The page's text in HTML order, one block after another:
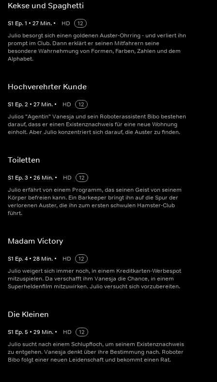
Kekse und Spaghetti
S1 Ep.1 • 27 Min. • HD
12
Julio besorgt sich einen goldenen Auster-Ohrring - und verliert ihn
prompt im Club. Dann erklärt er seinen Mitfahrern seine
besondere Wahrnehmung von Formen, Farben, Zahlen und dem
Alphabet.
Hochverehrter Kunde
S1 Ep.2 • 27 Min. • HD
12
Julios "Agentin" Vanesja und sein Roboterassistent Bibo bestehen
darauf, dass er einen Existenznachweis für eine neue Wohnung
einholt. Aber Julio konzentriert sich darauf, die Auster zu finden.
Toiletten
S1 Ep.3 • 26 Min. • HD
12
Julio erfährt von einem Programm, das seinen Geist von seinem
Körper befreien kann. Ein Barkeeper bringt ihn auf die Spur der
verlorenen Auster, die ihn zum ersten schwulen Hamster-Club
führt.
Madam Victory
S1 Ep.4 • 28 Min. • HD
12
Julio weigert sich immer noch, in einem Kreditkarten-Werbespot
mitzuspielen. Da verschafft ihm Vanesja die Chance, in einem
Superheldenfilm mitzuwirken. Julio versucht sich vorzubereiten.
Die Kleinen
S1 Ep.5 • 29 Min. • HD
12
Julio sucht nach einem Schlupfloch, um seinem Existenznachweis
zu entgehen. Vanesja denkt über ihre Bestimmung nach. Roboter
Bibo folgt einer neuen Leidenschaft und bekommt einen Rat.